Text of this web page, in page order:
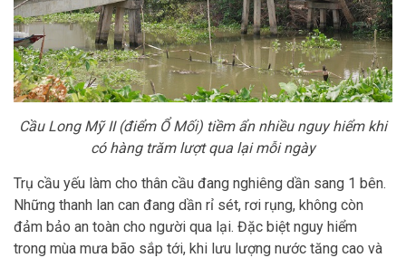
Cầu Long Mỹ II (điểm Ổ Mối) tiềm ẩn nhiều nguy hiểm khi
có hàng trăm lượt qua lại mỗi ngày
Trụ cầu yếu làm cho thân cầu đang nghiêng dần sang 1 bên.
Những thanh lan can đang dần rỉ sét, rơi rụng, không còn
đảm bảo an toàn cho người qua lại. Đặc biệt nguy hiểm
trong mùa mưa bão sắp tới, khi lưu lượng nước tăng cao và